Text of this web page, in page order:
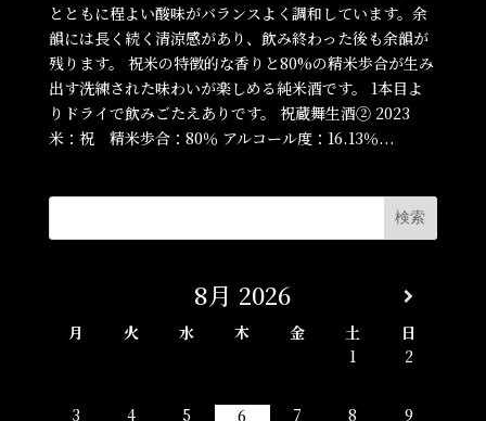
とともに程よい酸味がバランスよく調和しています。余
韻には長く続く清涼感があり、飲み終わった後も余韻が
残ります。 祝米の特徴的な香りと80%の精米歩合が生み
出す洗練された味わいが楽しめる純米酒です。 1本目よ
りドライで飲みごたえありです。 祝蔵舞生酒② 2023
米：祝 精米歩合：80％ アルコール度：16.13％...
8月 2026
月 火 水 木 金 土
日
1
2
3 4 5 6 7 8 9